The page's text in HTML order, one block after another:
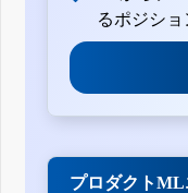
るポジショ
プロダクト